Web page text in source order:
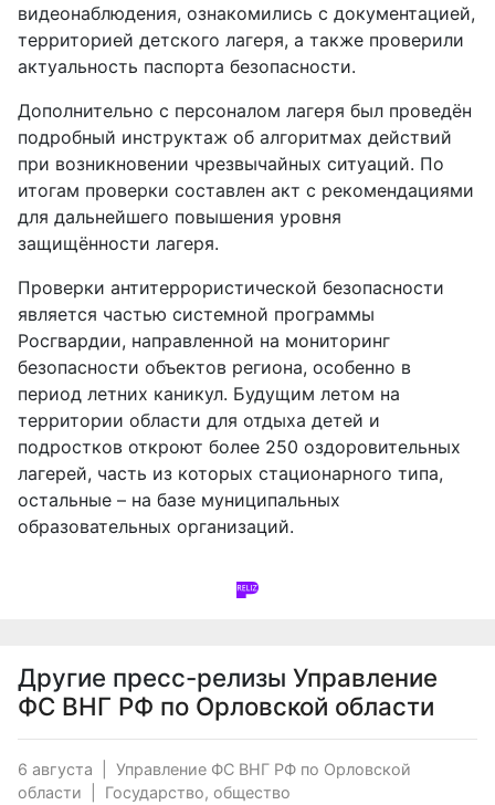
видеонаблюдения, ознакомились с документацией,
территорией детского лагеря, а также проверили
актуальность паспорта безопасности.
Дополнительно с персоналом лагеря был проведён
подробный инструктаж об алгоритмах действий
при возникновении чрезвычайных ситуаций. По
итогам проверки составлен акт с рекомендациями
для дальнейшего повышения уровня
защищённости лагеря.
Проверки антитеррористической безопасности
является частью системной программы
Росгвардии, направленной на мониторинг
безопасности объектов региона, особенно в
период летних каникул. Будущим летом на
территории области для отдыха детей и
подростков откроют более 250 оздоровительных
лагерей, часть из которых стационарного типа,
остальные – на базе муниципальных
образовательных организаций.
Другие пресс-релизы Управление
ФС ВНГ РФ по Орловской области
6 августа
Управление ФС ВНГ РФ по Орловской
области
Государство, общество